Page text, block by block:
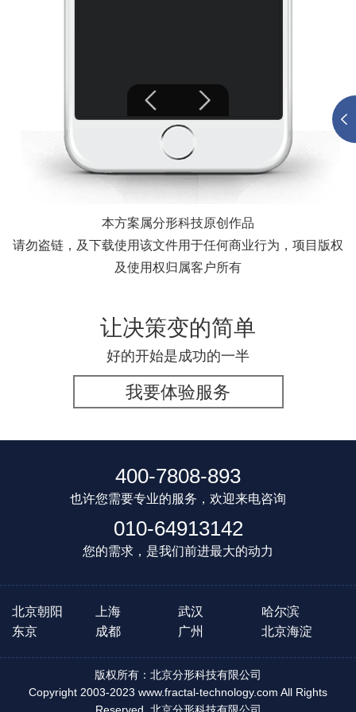
本方案属分形科技原创作品
请勿盗链，及下载使用该文件用于任何商业行为，项目版权
及使用权归属客户所有
让决策变的简单
好的开始是成功的一半
我要体验服务
400-7808-893
也许您需要专业的服务，欢迎来电咨询
010-64913142
您的需求，是我们前进最大的动力
北京朝阳 上海 武汉
哈尔滨
东京
成都 广州 北京海淀
版权所有：北京分形科技有限公司
Copyright 2003-2023 www.fractal-technology.com All Rights